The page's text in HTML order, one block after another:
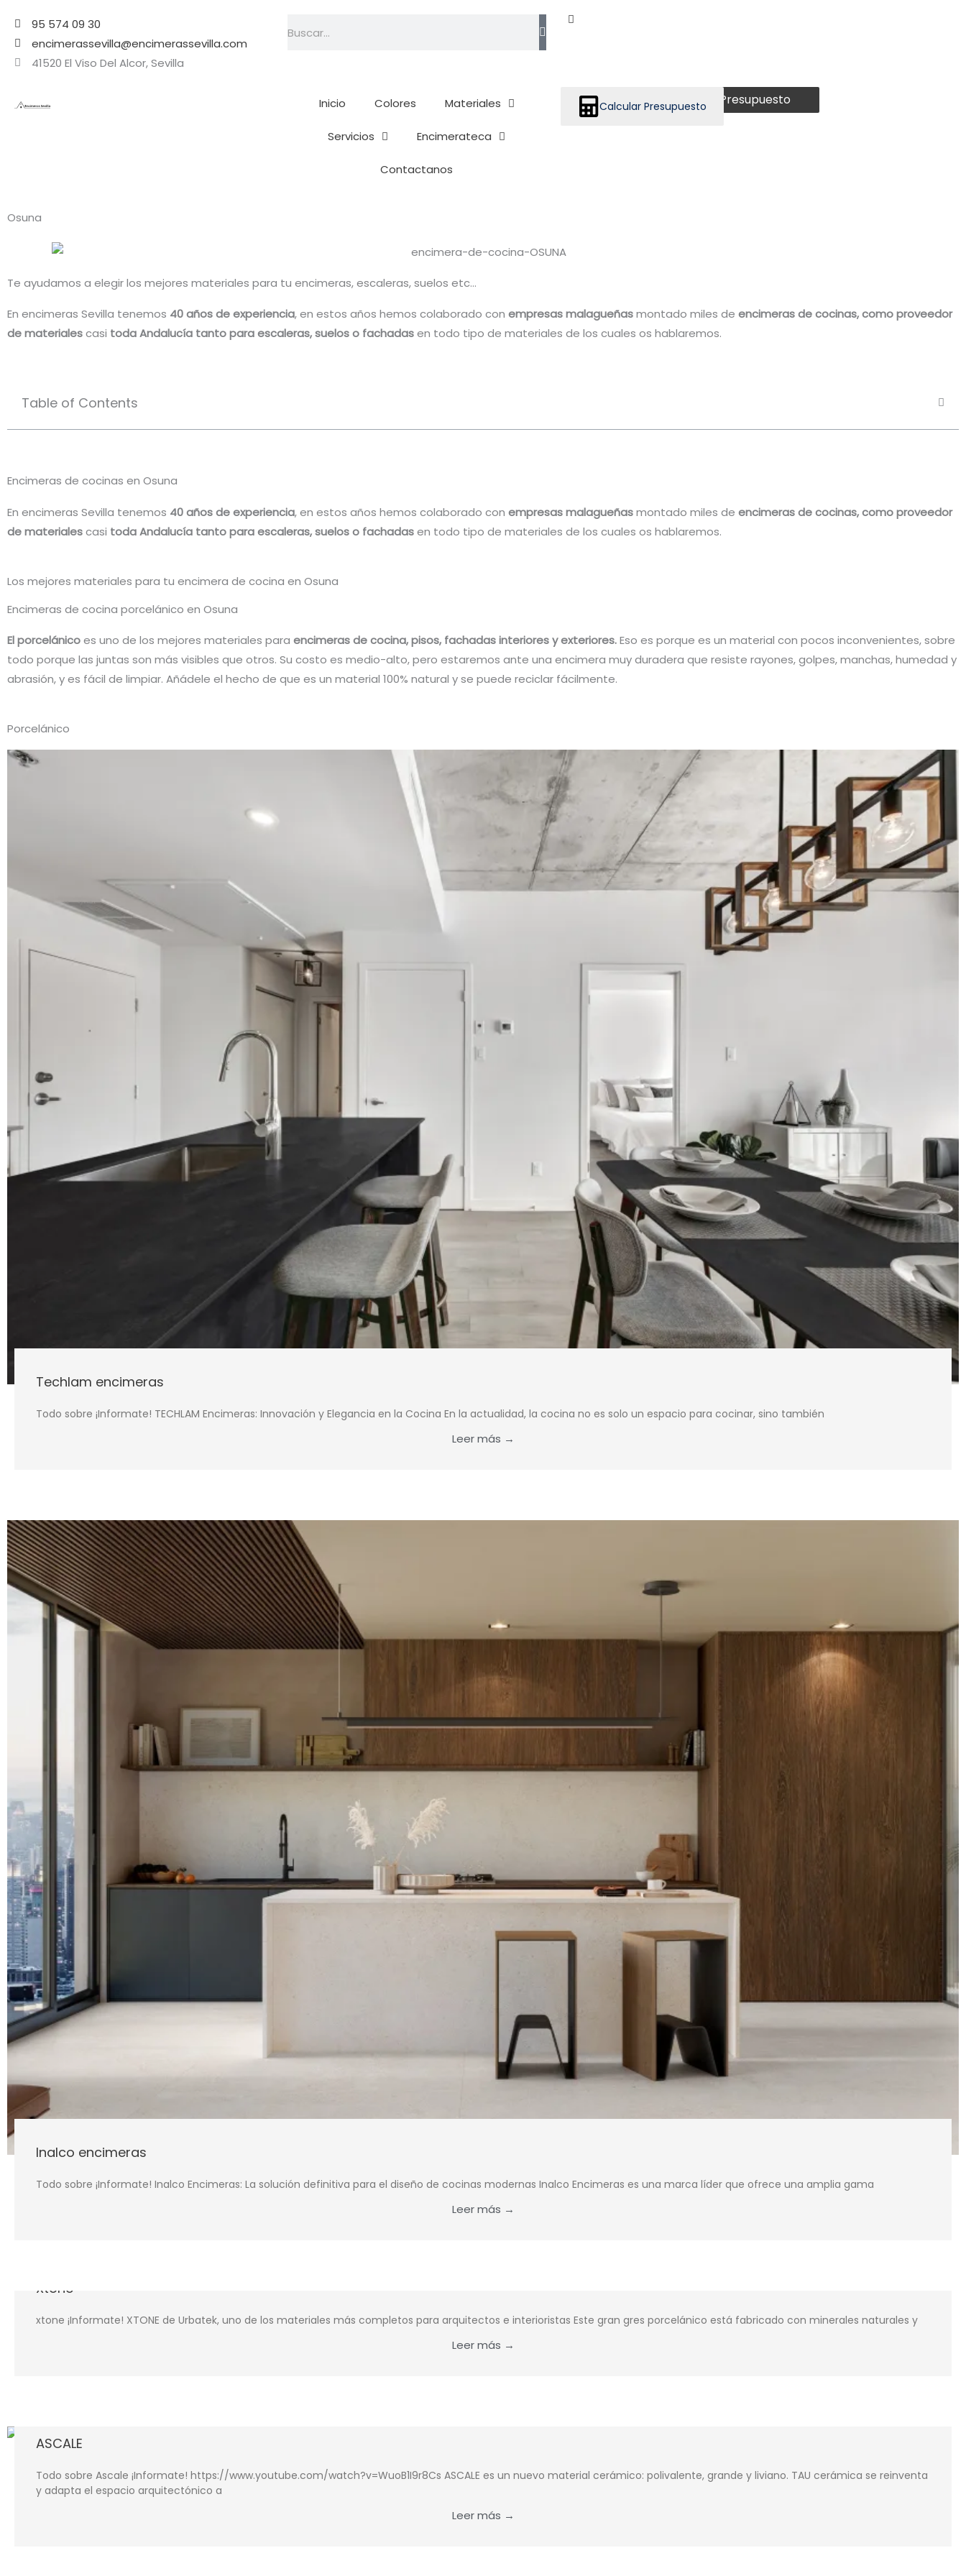
contenido
95 574 09 30
encimerassevilla@encimerassevilla.com
41520 El Viso Del Alcor, Sevilla
Inicio Colores Materiales
Servicios Encimerateca
Contactanos
Presupuesto
Calcular Presupuesto
Osuna
Te ayudamos a elegir los mejores materiales para tu encimeras, escaleras, suelos etc...
En encimeras Sevilla tenemos 40 años de experiencia, en estos años hemos colaborado con empresas malagueñasmontado miles de encimeras de cocinas, como proveedor
de materialescasi toda Andalucía tanto para escaleras, suelos o fachadasen todo tipo de materiales de los cuales os hablaremos.
Table of Contents
Encimeras de cocinas en Osuna
En encimeras Sevilla tenemos 40 años de experiencia, en estos años hemos colaborado con empresas malagueñasmontado miles de encimeras de cocinas, como proveedor
de materialescasi toda Andalucía tanto para escaleras, suelos o fachadasen todo tipo de materiales de los cuales os hablaremos.
Los mejores materiales para tu encimera de cocina en Osuna
Encimeras de cocina porcelánico en Osuna
El porcelánicoes uno de los mejores materiales para encimeras de cocina, pisos, fachadas interiores y exteriores.Eso es porque es un material con pocos inconvenientes, sobre
todo porque las juntas son más visibles que otros. Su costo es medio-alto, pero estaremos ante una encimera muy duradera que resiste rayones, golpes, manchas, humedad y
abrasión, y es fácil de limpiar. Añádele el hecho de que es un material 100% natural y se puede reciclar fácilmente.
Porcelánico
Techlam encimeras
Todo sobre ¡Informate! TECHLAM Encimeras: Innovación y Elegancia en la Cocina En la actualidad, la cocina no es solo un espacio para cocinar, sino también
Leer más →
Inalco encimeras
Todo sobre ¡Informate! Inalco Encimeras: La solución definitiva para el diseño de cocinas modernas Inalco Encimeras es una marca líder que ofrece una amplia gama
Leer más →
Xtone
xtone ¡Informate! XTONE de Urbatek, uno de los materiales más completos para arquitectos e interioristas Este gran gres porcelánico está fabricado con minerales naturales y
Leer más →
ASCALE
Todo sobre Ascale ¡Informate! https://www.youtube.com/watch?v=WuoB1I9r8Cs ASCALE es un nuevo material cerámico: polivalente, grande y liviano. TAU cerámica se reinventa
y adapta el espacio arquitectónico a
Leer más →